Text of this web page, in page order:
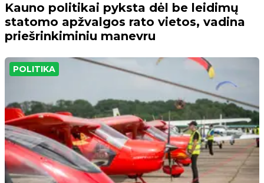
Kauno politikai pyksta dėl be leidimų
statomo apžvalgos rato vietos, vadina
priešrinkiminiu manevru
POLITIKA